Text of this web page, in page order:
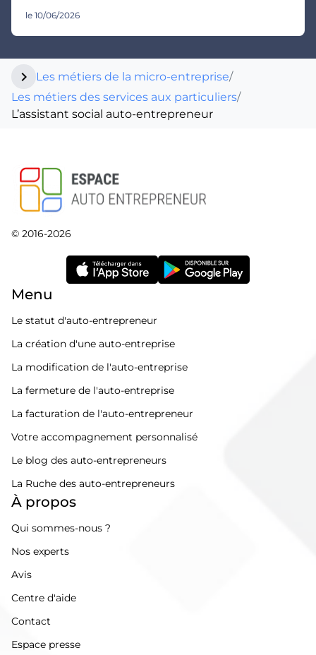
le 10/06/2026
chevron_right Les métiers de la micro-entreprise/
Les métiers des services aux particuliers/
L’assistant social auto-entrepreneur
© 2016-2026
Menu
Le statut d'auto-entrepreneur
La création d'une auto-entreprise
La modification de l'auto-entreprise
La fermeture de l'auto-entreprise
La facturation de l'auto-entrepreneur
Votre accompagnement personnalisé
Le blog des auto-entrepreneurs
La Ruche des auto-entrepreneurs
À propos
Qui sommes-nous ?
Nos experts
Avis
Centre d'aide
Contact
Espace presse